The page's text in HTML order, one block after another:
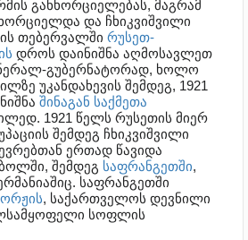
განხორციელებას, მაგრამ
და ჩხიკვიშვილი
თებერვალში რუსეთ-
დროს დაინიშნა აღმოსავლეთ
გუბერნატორად, ხოლო
უკანდახევის შემდეგ, 1921
შინაგან საქმეთა
1921 წელს რუსეთის მიერ
შემდეგ ჩხიკვიშვილი
ერთად წავიდა
შემდეგ საფრანგეთში,
საფრანგეთში
, საქართველოს დევნილი
სოფლის